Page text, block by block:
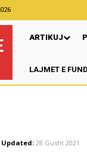
ARTIKUJ
LAJMET E
Updated: 28 Gusht 2021